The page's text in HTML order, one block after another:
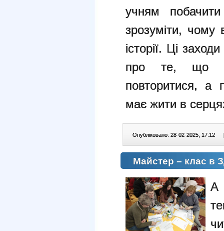
учням
зрозуміти, чому
історії. Ці
про те, що
повторитися, а
має жити в
Опубліковано: 28-02-2025, 17:12 |
Майстер – клас в
А